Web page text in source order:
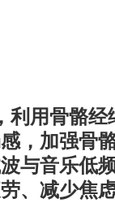
利用骨骼
，加强骨
与音乐低
、减少焦